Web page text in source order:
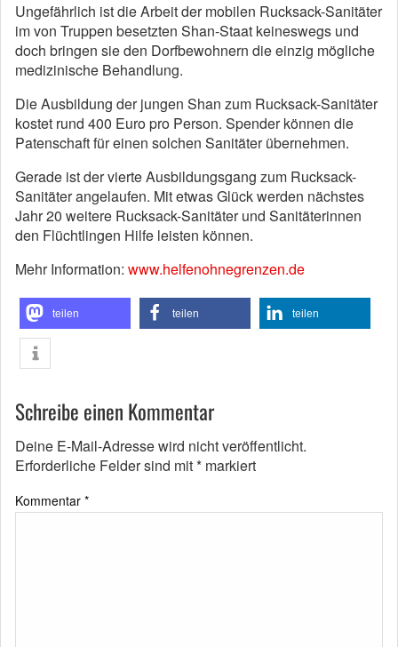
Ungefährlich ist die Arbeit der mobilen Rucksack-Sanitäter
im von Truppen besetzten Shan-Staat keineswegs und
doch bringen sie den Dorfbewohnern die einzig mögliche
medizinische Behandlung.
Die Ausbildung der jungen Shan zum Rucksack-Sanitäter
kostet rund 400 Euro pro Person. Spender können die
Patenschaft für einen solchen Sanitäter übernehmen.
Gerade ist der vierte Ausbildungsgang zum Rucksack-
Sanitäter angelaufen. Mit etwas Glück werden nächstes
Jahr 20 weitere Rucksack-Sanitäter und Sanitäterinnen
den Flüchtlingen Hilfe leisten können.
Mehr Information: www.helfenohnegrenzen.de
teilen teilen teilen
Schreibe einen Kommentar
Deine E-Mail-Adresse wird nicht veröffentlicht.
Erforderliche Felder sind mit* markiert
Kommentar *